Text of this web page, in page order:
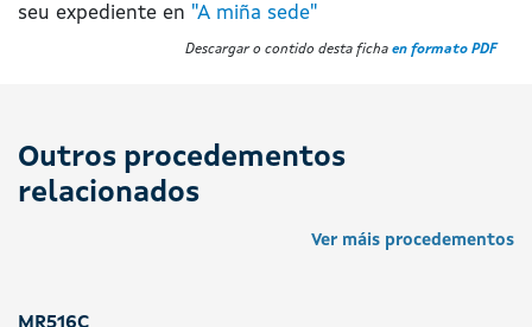
seu expediente en "A miña sede"
Descargar o contido desta ficha en formato PDF
Outros procedementos
relacionados
Ver máis procedementos